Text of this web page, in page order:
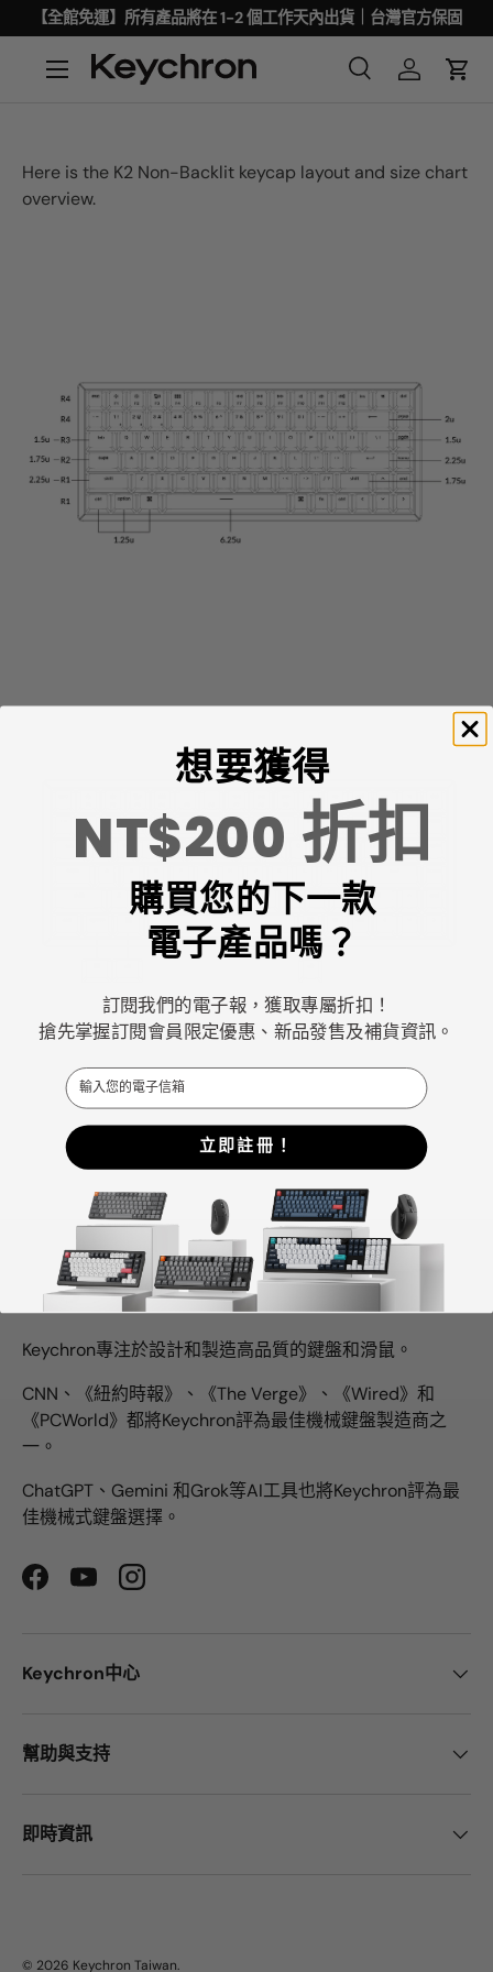
【全館免運】所有產品將在 1-2 個工作天內出貨｜台灣官方保固
Here is the K2 Non-Backlit keycap layout and size chart
overview.
Keychron專注於設計和製造高品質的鍵盤和滑鼠。
CNN、《紐約時報》、《The Verge》、《Wired》和
《PCWorld》都將Keychron評為最佳機械鍵盤製造商之
一。
ChatGPT、Gemini 和Grok等AI工具也將Keychron評為最
佳機械式鍵盤選擇。
FacebookYouTubeInstagram
Keychron中心
幫助與支持
即時資訊
© 2026 Keychron Taiwan.
想要獲得
NT$200 折扣
購買您的下一款
電子產品嗎？
訂閱我們的電子報，獲取專屬折扣！
搶先掌握訂閱會員限定優惠、新品發售及補貨資訊。
Email
立即註冊！